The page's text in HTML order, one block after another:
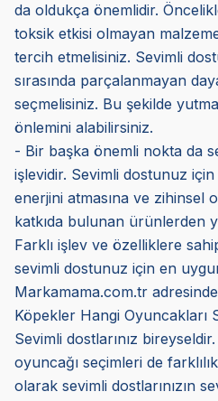
da oldukça önemlidir.
toksik etkisi olmayan
tercih etmelisiniz. Sevimli
sırasında parçalanmayan
seçmelisiniz. Bu şekilde
önlemini alabilirsiniz.
- Bir başka önemli nokta da
işlevidir. Sevimli dostunuz
enerjini atmasına ve zihinsel
katkıda bulunan ürünlerden
Farklı işlev ve özelliklere
sevimli dostunuz için en
Markamama.com.tr
Köpekler Hangi Oyuncakları
Sevimli dostlarınız
oyuncağı seçimleri de
olarak sevimli dostlarınızın